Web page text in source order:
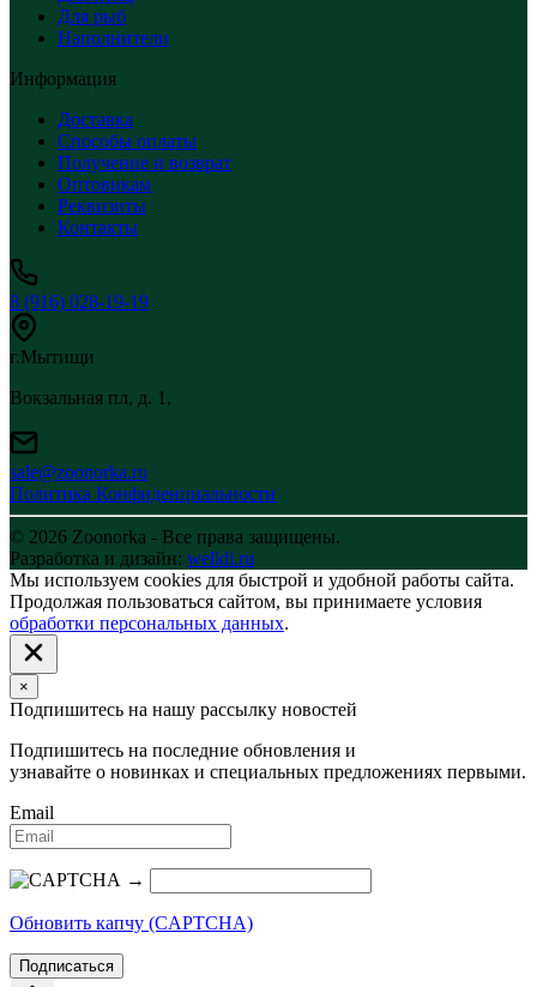
Для рыб
Наполнители
Информация
Доставка
Способы оплаты
Получение и возврат
Оптовикам
Реквизиты
Контакты
8 (916) 028-19-19
г.Мытищи
Вокзальная пл, д. 1,
sale@zoonorka.ru
Политика Конфиденциальности
© 2026 Zoonorka - Все права защищены.
Разработка и дизайн: welldi.ru
Мы используем cookies для быстрой и удобной работы сайта.
Продолжая пользоваться сайтом, вы принимаете условия
обработки персональных данных.
×
Подпишитесь на нашу рассылку новостей
Подпишитесь на последние обновления и
узнавайте о новинках и специальных предложениях первыми.
Email
→
Обновить капчу (CAPTCHA)
Подписаться